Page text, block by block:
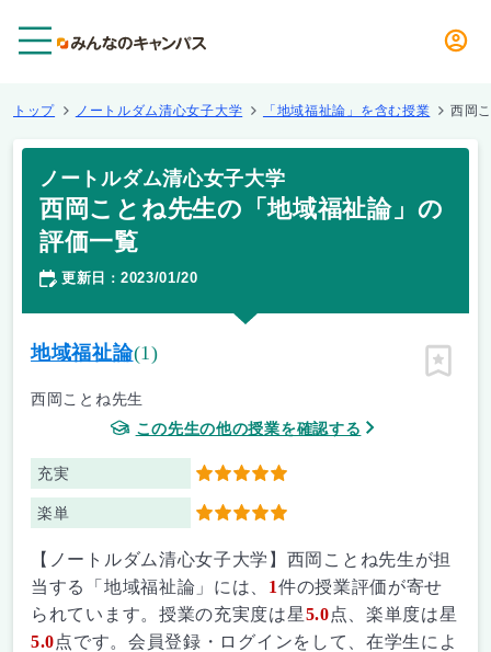
トップ ノートルダム清心女子大学 「地域福祉論」を含む授業 西岡
ノートルダム清心女子大学
西岡ことね先生の「地域福祉論」の
評価一覧
更新日 ： 2023/01/20
地域福祉論(1)
西岡ことね先生
この先生の他の授業を確認する
充実 5
楽単 5
ピン留
【ノートルダム清心女子大学】西岡ことね先生が担
当する「地域福祉論」には、 1件の授業評価が寄せ
られています。授業の充実度は星5.0点、楽単度は星
5.0点です。会員登録・ログインをして、在学生によ